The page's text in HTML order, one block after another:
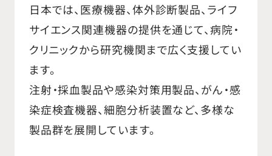
日本では、医療機器、体外診断製品、ライフ
サイエンス関連機器の提供を通じて、病院・
クリニックから研究機関まで広く支援してい
ます。
注射・採血製品や感染対策用製品、がん・感
染症検査機器、細胞分析装置など、多様な
製品群を展開しています。